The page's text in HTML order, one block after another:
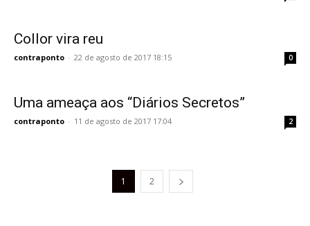
Collor vira reu
contraponto - 22 de agosto de 2017 18:15 0
Uma ameaça aos “Diários Secretos”
contraponto - 11 de agosto de 2017 17:04 2
1 2